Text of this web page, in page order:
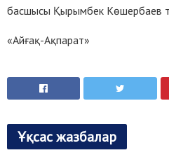
басшысы Қырымбек Көшербаев
«Айғақ-Ақпарат»
Ұқсас жазбалар